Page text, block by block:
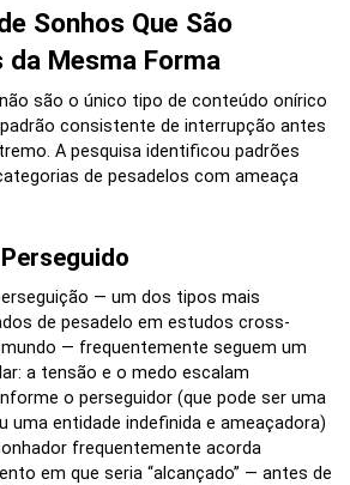
Sonhos Que São
Mesma Forma
são o único tipo de conteúdo onírico
consistente de interrupção antes
A pesquisa identificou padrões
de pesadelos com ameaça
— um dos tipos mais
de pesadelo em estudos cross-
— frequentemente seguem um
a tensão e o medo escalam
o perseguidor (que pode ser uma
uma entidade indefinida e ameaçadora)
frequentemente acorda
em que seria “alcançado” — antes de